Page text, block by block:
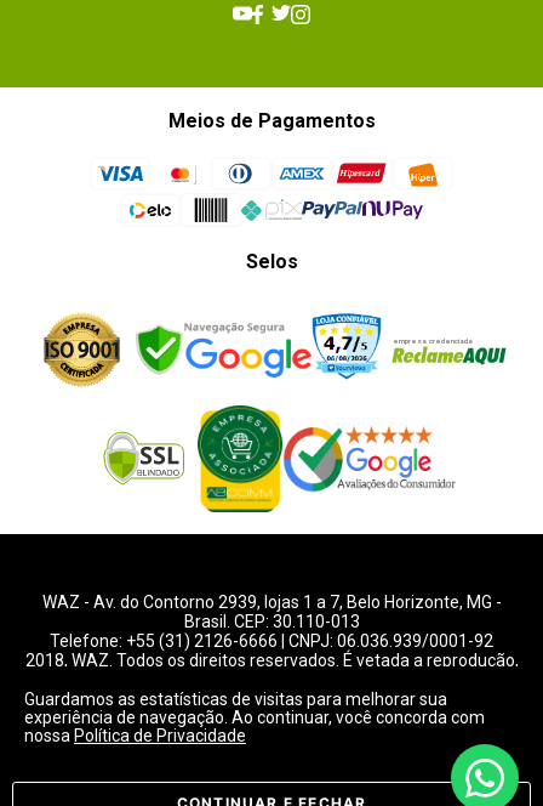
Meios de Pagamentos
Selos
WAZ - Av. do Contorno 2939, lojas 1 a 7, Belo Horizonte, MG -
Brasil. CEP: 30.110-013
Telefone: +55 (31) 2126-6666 | CNPJ: 06.036.939/0001-92
2018, WAZ. Todos os direitos reservados. É vetada a reprodução,
Preços e condições de pagamentos válidos exclusivamente
para compras pelo website.
Guardamos as estatísticas de visitas para melhorar sua
experiência de navegação. Ao continuar, você concorda com
nossa Política de Privacidade